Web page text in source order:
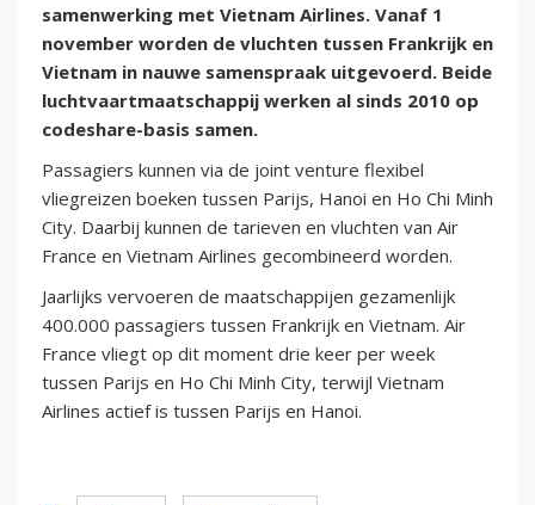
samenwerking met Vietnam Airlines. Vanaf 1
november worden de vluchten tussen Frankrijk en
Vietnam in nauwe samenspraak uitgevoerd. Beide
luchtvaartmaatschappij werken al sinds 2010 op
codeshare-basis samen.
Passagiers kunnen via de joint venture flexibel
vliegreizen boeken tussen Parijs, Hanoi en Ho Chi Minh
City. Daarbij kunnen de tarieven en vluchten van Air
France en Vietnam Airlines gecombineerd worden.
Jaarlijks vervoeren de maatschappijen gezamenlijk
400.000 passagiers tussen Frankrijk en Vietnam. Air
France vliegt op dit moment drie keer per week
tussen Parijs en Ho Chi Minh City, terwijl Vietnam
Airlines actief is tussen Parijs en Hanoi.